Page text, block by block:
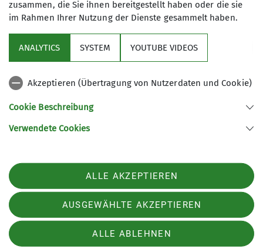
Sektion
Archiv
Sektion Kaufbeuren-Gablonz des Deutschen Alpenvereins e.V.
Telefon +49834173016
Datenschutz-Einstellungen
Datenschutz
Impressum
AGB
zusammen, die Sie ihnen bereitgestellt haben oder die sie
im Rahmen Ihrer Nutzung der Dienste gesammelt haben.
ANALYTICS SYSTEM YOUTUBE VIDEOS
Akzeptieren (Übertragung von Nutzerdaten und Cookie)
Cookie Beschreibung
Verwendete Cookies
ALLE AKZEPTIEREN
AUSGEWÄHLTE AKZEPTIEREN
ALLE ABLEHNEN